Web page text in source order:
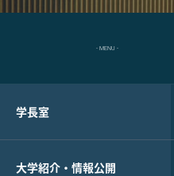
- MENU -
学長室
大学紹介・情報公開